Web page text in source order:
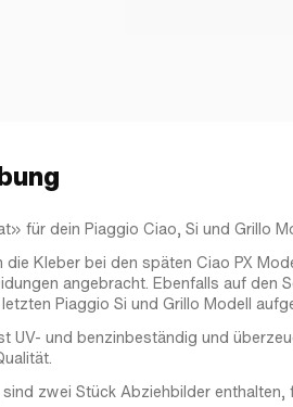
für dein Piaggio Ciao, Si und Grillo
die Kleber bei den späten Ciao PX
angebracht. Ebenfalls auf den
Piaggio Si und Grillo Modell
UV- und benzinbeständig und
zwei Stück Abziehbilder enthalten,